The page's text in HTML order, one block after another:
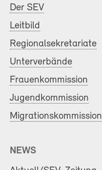
Der SEV
Leitbild
Regionalsekretariate
Unterverbände
Frauenkommission
Jugendkommission
Migrationskommission
NEWS